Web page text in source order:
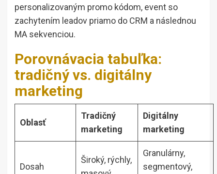
personalizovaným promo kódom, event so
zachytením leadov priamo do CRM a následnou
MA sekvenciou.
Porovnávacia tabuľka:
tradičný vs. digitálny
marketing
Oblasť
Tradičný
marketing
Digitálny
marketing
Dosah
Široký, rýchly,
Granulárny,
segmentový,